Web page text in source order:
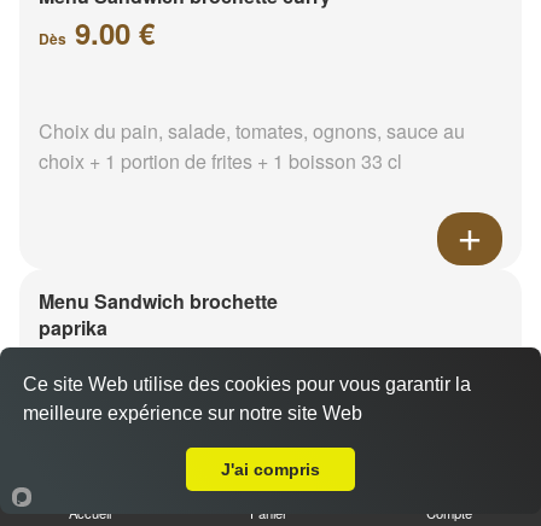
Dès 9.00 €
Choix du pain, salade, tomates, ognons, sauce au
choix + 1 portion de frites + 1 boisson 33 cl
Menu Sandwich brochette
paprika
choix + 1 portion de frites + 1 boisson 33 cl
Accueil Panier Compte
Ce site Web utilise des cookies pour vous garantir la
meilleure expérience sur notre site Web
J'ai compris